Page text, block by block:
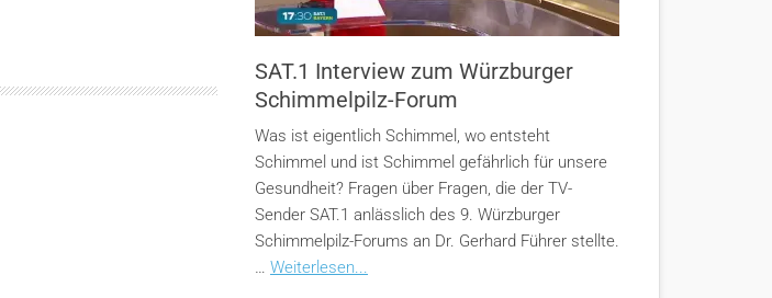
SAT.1 Interview zum Würzburger
Schimmelpilz-Forum
Was ist eigentlich Schimmel, wo entsteht
Schimmel und ist Schimmel gefährlich für unsere
Gesundheit? Fragen über Fragen, die der TV-
Sender SAT.1 anlässlich des 9. Würzburger
Schimmelpilz-Forums an Dr. Gerhard Führer stellte.
… Weiterlesen...